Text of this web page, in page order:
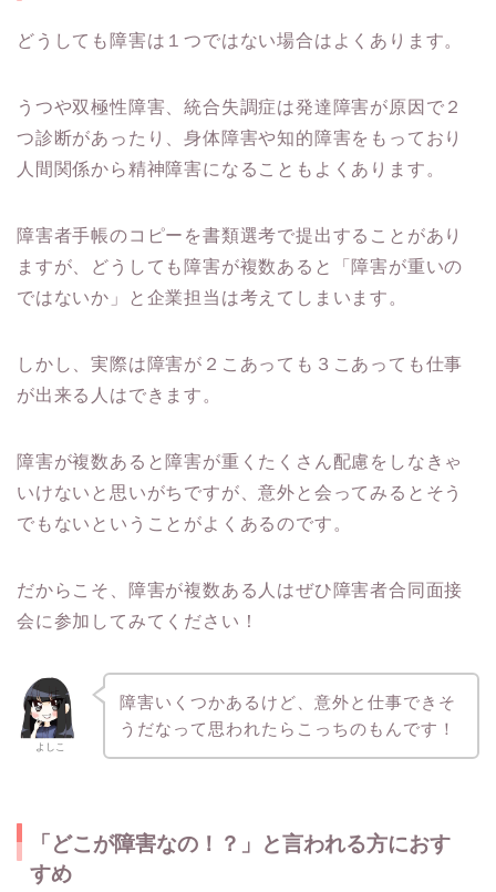
どうしても障害は１つではない場合はよくあります。
うつや双極性障害、統合失調症は発達障害が原因で２
つ診断があったり、身体障害や知的障害をもっており
人間関係から精神障害になることもよくあります。
障害者手帳のコピーを書類選考で提出することがあり
ますが、どうしても障害が複数あると「障害が重いの
ではないか」と企業担当は考えてしまいます。
しかし、実際は障害が２こあっても３こあっても仕事
が出来る人はできます。
障害が複数あると障害が重くたくさん配慮をしなきゃ
いけないと思いがちですが、意外と会ってみるとそう
でもないということがよくあるのです。
だからこそ、障害が複数ある人はぜひ障害者合同面接
会に参加してみてください！
よしこ
障害いくつかあるけど、意外と仕事できそ
うだなって思われたらこっちのもんです！
「どこが障害なの！？」と言われる方におす
すめ